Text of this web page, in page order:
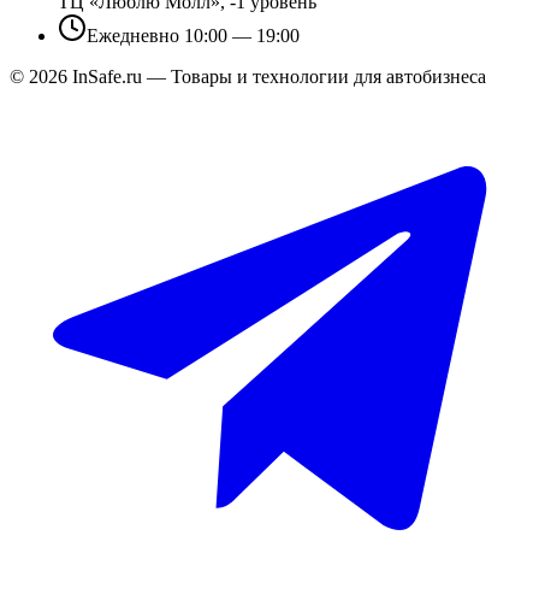
Ежедневно 10:00 — 19:00
© 2026 InSafe.ru — Товары и технологии для автобизнеса